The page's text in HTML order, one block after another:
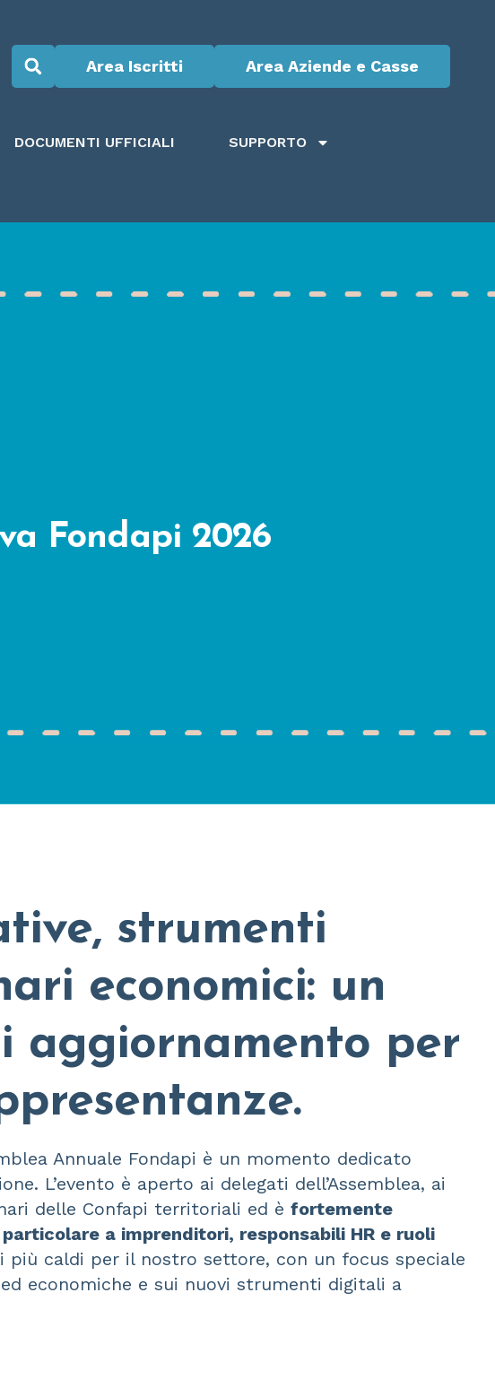
Area Iscritti Area Aziende e Casse
DOCUMENTI UFFICIALI SUPPORTO
Fondapi 2026
strumenti
economici: un
aggiornamento per
Annuale Fondapi è un momento dedicato
L’evento è aperto ai delegati dell’Assemblea, ai
delle Confapi territoriali ed èfortemente
a imprenditori, responsabili HR e ruoli
caldi per il nostro settore, con un focus speciale
economiche e sui nuovi strumenti digitali a